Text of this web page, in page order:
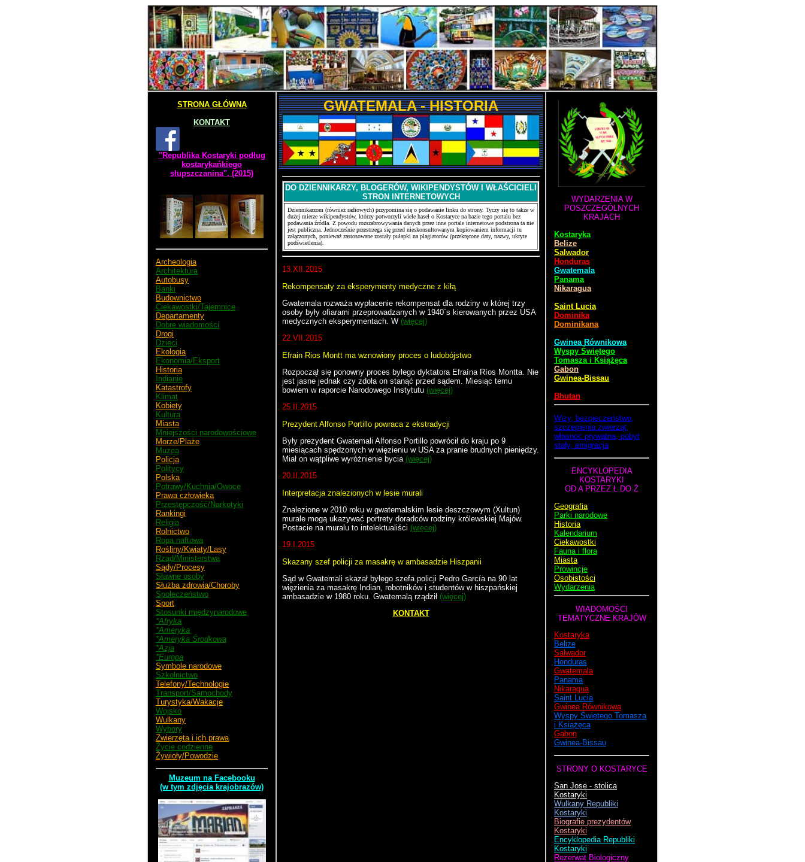
STRONA GŁÓWNA
KONTAKT
"Republika Kostaryki podług
kostarykańkiego
słupszczanina". (2015)
Archeologia
Architektura
Autobusy
Banki
Budownictwo
Ciekawostki/Tajemnice
Departamenty
Dobre wiadomości
Drogi
Dzieci
Ekologia
Ekonomia/Eksport
Historia
Indianie
Katastrofy
Klimat
Kobiety
Kultura
Miasta
Mniejszości narodowościowe
Morze/Plaże
Muzea
Policja
Politycy
Polska
Potrawy/Kuchnia/Owoce
Prawa człowieka
Przestępczość/Narkotyki
Rankingi
Religia
Rolnictwo
Ropa naftowa
Rośliny/Kwiaty/Lasy
Rząd/Ministerstwa
Sądy/Procesy
Sławne osoby
Służba zdrowia/Choroby
Społeczeństwo
Sport
Stosunki międzynarodowe
*Afryka
*Ameryka
*Ameryka Środkowa
*Azja
*Europa
Symbole narodowe
Szkolnictwo
Telefony/Technologie
Transport/Samochody
Turystyka/Wakacje
Wojsko
Wulkany
Wybory
Zwierzęta i ich prawa
Życie codzienne
Żywioły/Powodzie
Muzeum na Facebooku
(w tym zdjęcia krajobrazów)
GWATEMALA - HISTORIA
DO DZIENNIKARZY, BLOGERÓW, WIKIPENDYSTÓW I WŁAŚCICIELI
STRON INTERNETOWYCH
Dziennikarzom (również radiowych) przypomina się o podawanie linku do strony. Tyczy się to także w
dużej mierze wikipendystów, którzy potworzyli wiele haseł o Kostaryce na bazie tego portalu bez
podawania źródła. Z powodu rozszabrowywania danych przez inne portale internetowe podstrona ta nie
jest publiczna. Jednocześnie przestrzega się przed nieskonsultowanym kopiowaniem informacji tu
załączonych, ponieważ zastosowane zostały pułapki na plagiatorów (przekręcone daty, nazwy, ukryte
podświetlenia).
13.XII.2015
Rekompensaty za eksperymenty medyczne z kiłą
Gwatemala rozważa wypłacenie rekompensat dla rodziny w której trzy
osoby były ofiarami przeprowadzanych w 1940`s kierowanych przez USA
medycznych eksperymentach. W (więcej)
22.VII.2015
Efrain Rios Montt ma wznowiony proces o ludobójstwo
Rozpoczął się ponowny proces byłego dyktatora Efraína Ríos Montta. Nie
jest jasne jednak czy zdoła on stanąć przed sądem. Miesiąc temu
bowiem w raporcie Narodowego Instytutu (więcej)
25.II.2015
Prezydent Alfonso Portillo powraca z ekstradycji
Były prezydent Gwatemali Alfonso Portillo powrócił do kraju po 9
miesiącach spędzonych w więzieniu w USA za pranie brudnych pieniędzy.
Miał on wątpliwe wyróżnienie bycia (więcej)
20.II.2015
Interpretacja znalezionych w lesie murali
Znalezione w 2010 roku w gwatemalskim lesie deszczowym (Xultun)
murale mogą ukazywać portrety doradców rodziny królewskiej Majów.
Postacie na muralu to intelektualiści (więcej)
19.I.2015
Skazany szef policji za masakrę w ambasadzie Hiszpanii
Sąd w Gwatemali skazał byłego szefa policji Pedro García na 90 lat
więzienia za masakrę Indian, robotników i studentów w hiszpańskiej
ambasadzie w 1980 roku. Gwatemalą rządził (więcej)
KONTAKT
WYDARZENIA W
POSZCZEGÓLNYCH
KRAJACH
Kostaryka
Belize
Salwador
Honduras
Gwatemala
Panama
Nikaragua
Saint Lucia
Dominika
Dominikana
Gwinea Równikowa
Wyspy Świętego
Tomasza i Książęca
Gabon
Gwinea-Bissau
Bhutan
Wizy, bezpieczeństwo,
szczepienia zwierząt,
własnoć prywatna, pobyt
stały, emigracja
ENCYKLOPEDIA
KOSTARYKI
OD A PRZEZ Ł DO Ż
Geografia
Parki narodowe
Historia
Kalendarium
Ciekawostki
Fauna i flora
Miasta
Prowincje
Osobistości
Wydarzenia
WIADOMOŚCI
TEMATYCZNE KRAJÓW
Kostaryka
Belize
Salwador
Honduras
Gwatemala
Panama
Nikaragua
Saint Lucia
Gwinea Równikowa
Wyspy Świętego Tomasza
i Książęca
Gabon
Gwinea-Bissau
STRONY O KOSTARYCE
San Jose - stolica
Kostaryki
Wulkany Republiki
Kostaryki
Biografie prezydentów
Kostaryki
Encyklopedia Republiki
Kostaryki
Rezerwat Biologiczny